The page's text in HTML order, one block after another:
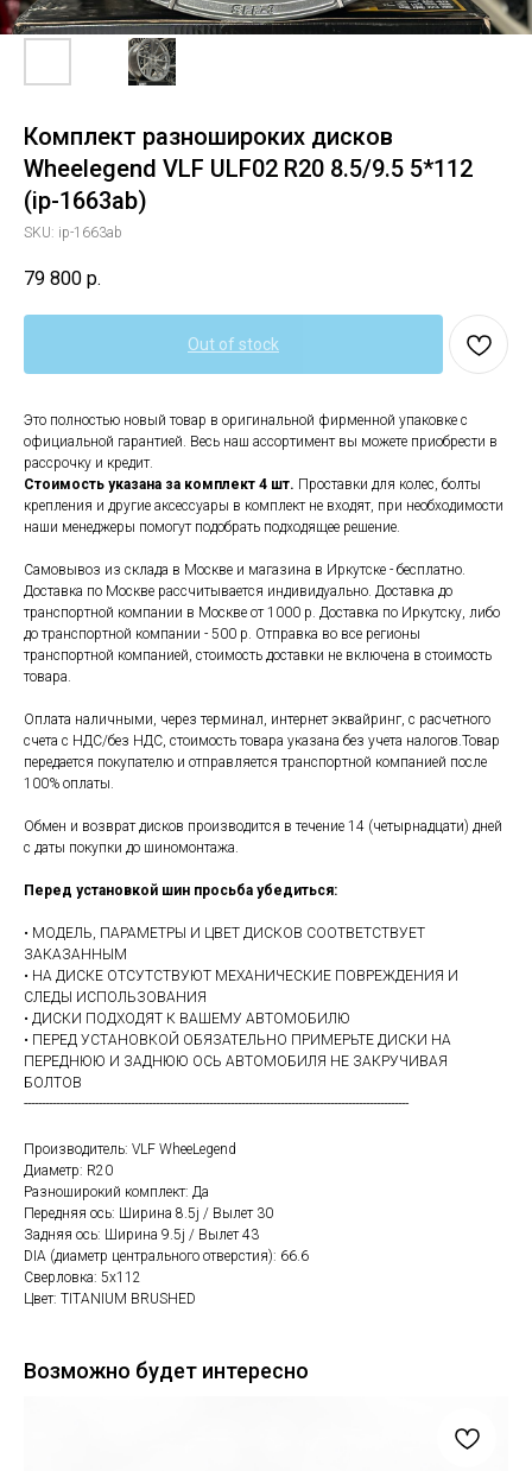
Комплект разношироких дисков
Wheelegend VLF ULF02 R20 8.5/9.5 5*112
(ip-1663ab)
SKU: ip-1663ab
79 800 р.
Out of stock
Это полностью новый товар в оригинальной фирменной упаковке с
официальной гарантией. Весь наш ассортимент вы можете приобрести в
рассрочку и кредит.
Стоимость указана за комплект 4 шт. Проставки для колес, болты
крепления и другие аксессуары в комплект не входят, при необходимости
наши менеджеры помогут подобрать подходящее решение.
Самовывоз из склада в Москве и магазина в Иркутске - бесплатно.
Доставка по Москве рассчитывается индивидуально. Доставка до
транспортной компании в Москве от 1000 р. Доставка по Иркутску, либо
до транспортной компании - 500 р. Отправка во все регионы
транспортной компанией, стоимость доставки не включена в стоимость
товара.
Оплата наличными, через терминал, интернет эквайринг, с расчетного
счета с НДС/без НДС, стоимость товара указана без учета налогов.Товар
передается покупателю и отправляется транспортной компанией после
100% оплаты.
Обмен и возврат дисков производится в течение 14 (четырнадцати) дней
с даты покупки до шиномонтажа.
Перед установкой шин просьба убедиться:
• МОДЕЛЬ, ПАРАМЕТРЫ И ЦВЕТ ДИСКОВ СООТВЕТСТВУЕТ
ЗАКАЗАННЫМ
• НА ДИСКЕ ОТСУТСТВУЮТ МЕХАНИЧЕСКИЕ ПОВРЕЖДЕНИЯ И
СЛЕДЫ ИСПОЛЬЗОВАНИЯ
• ДИСКИ ПОДХОДЯТ К ВАШЕМУ АВТОМОБИЛЮ
• ПЕРЕД УСТАНОВКОЙ ОБЯЗАТЕЛЬНО ПРИМЕРЬТЕ ДИСКИ НА
ПЕРЕДНЮЮ И ЗАДНЮЮ ОСЬ АВТОМОБИЛЯ НЕ ЗАКРУЧИВАЯ
БОЛТОВ
------------------------------------------------------------------------------------------------------------
Производитель: VLF WheeLegend
Диаметр: R20
Разноширокий комплект: Да
Передняя ось: Ширина 8.5j / Вылет 30
Задняя ось: Ширина 9.5j / Вылет 43
DIA (диаметр центрального отверстия): 66.6
Сверловка: 5х112
Цвет: TITANIUM BRUSHED
Возможно будет интересно